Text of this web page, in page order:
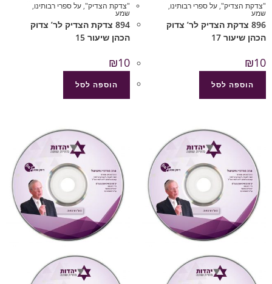
"צדקת הצדיק",על ספרי רבותינו,
שמע
896 צדקת הצדיק לר’ צדוק
הכהן שיעור 17
₪10
הוספה לסל
"צדקת הצדיק",על ספרי רבותינו,
שמע
894 צדקת הצדיק לר’ צדוק
הכהן שיעור 15
₪10
הוספה לסל